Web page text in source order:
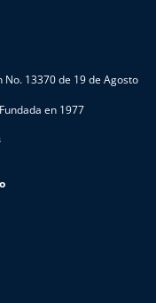
No. 13370 de 19 de Agosto
en 1977